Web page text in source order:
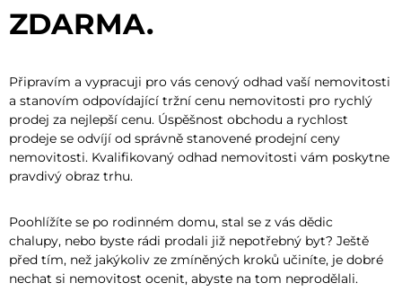
ZDARMA.
Připravím a vypracuji pro vás cenový odhad vaší nemovitosti
a stanovím odpovídající tržní cenu nemovitosti pro rychlý
prodej za nejlepší cenu. Úspěšnost obchodu a rychlost
prodeje se odvíjí od správně stanovené prodejní ceny
nemovitosti. Kvalifikovaný odhad nemovitosti vám poskytne
pravdivý obraz trhu.
Poohlížíte se po rodinném domu, stal se z vás dědic
chalupy, nebo byste rádi prodali již nepotřebný byt? Ještě
před tím, než jakýkoliv ze zmíněných kroků učiníte, je dobré
nechat si nemovitost ocenit, abyste na tom neprodělali.